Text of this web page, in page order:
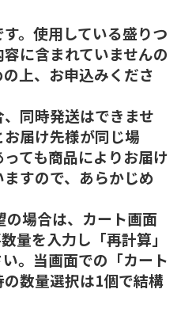
。使用している盛りつ
に含まれていませんの
上、お申込みくださ
同時発送はできませ
届け先様が同じ場
ても商品によりお届け
すので、あらかじめ
場合は、カート画面
量を入力し「再計算」
。当画面での「カート
数量選択は1個で結構